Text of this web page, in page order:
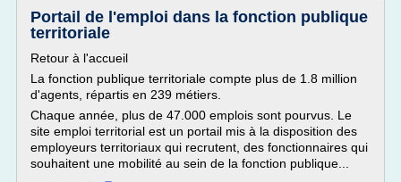
Portail de l'emploi dans la fonction publique
territoriale
Retour à l'accueil
La fonction publique territoriale compte plus de 1.8 million
d'agents, répartis en 239 métiers.
Chaque année, plus de 47.000 emplois sont pourvus. Le
site emploi territorial est un portail mis à la disposition des
employeurs territoriaux qui recrutent, des fonctionnaires qui
souhaitent une mobilité au sein de la fonction publique...